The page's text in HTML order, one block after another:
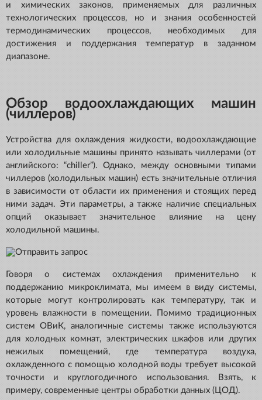
и химических законов, применяемых для различных
технологических процессов, но и знания особенностей
термодинамических процессов, необходимых для
достижения и поддержания температур в заданном
диапазоне.
Обзор водоохлаждающих машин
(чиллеров)
Устройства для охлаждения жидкости, водоохлаждающие
или холодильные машины принято называть чиллерами (от
английского: “chiller”). Однако, между основными типами
чиллеров (холодильных машин) есть значительные отличия
в зависимости от области их применения и стоящих перед
ними задач. Эти параметры, а также наличие специальных
опций оказывает значительное влияние на цену
холодильной машины.
Говоря о системах охлаждения применительно к
поддержанию микроклимата, мы имеем в виду системы,
которые могут контролировать как температуру, так и
уровень влажности в помещении. Помимо традиционных
систем ОВиК, аналогичные системы также используются
для холодных комнат, электрических шкафов или других
нежилых помещений, где температура воздуха,
охлажденного с помощью холодной воды требует высокой
точности и круглогодичного использования. Взять, к
примеру, современные центры обработки данных (ЦОД).